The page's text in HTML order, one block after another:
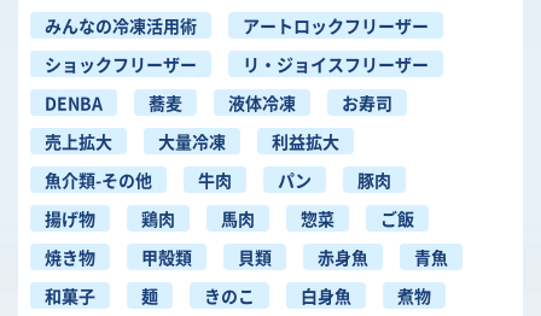
みんなの冷凍活用術
アートロックフリーザー
ショックフリーザー
リ・ジョイスフリーザー
DENBA
蕎麦 液体冷凍
お寿司
売上拡大
大量冷凍
利益拡大
魚介類-その他
牛肉 パン
豚肉
揚げ物
鶏肉 馬肉 惣菜
ご飯
焼き物
甲殻類 貝類 赤身魚
青魚
和菓子
麺 きのこ 白身魚
煮物